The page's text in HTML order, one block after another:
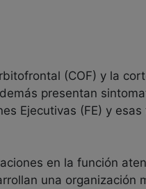
(COF) y la
presentan
Ejecutivas (FE) y
en la función
una organización